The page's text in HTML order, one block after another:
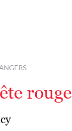
rouge